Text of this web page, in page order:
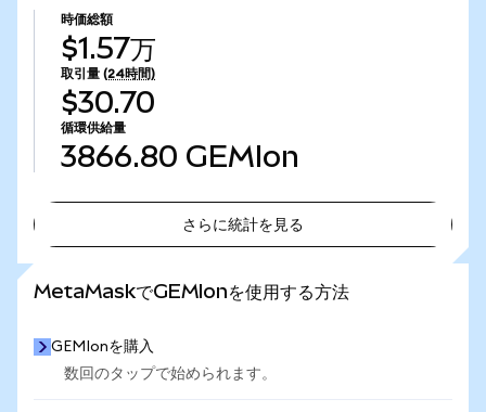
時価総額
$1.57万
取引量 (24時間)
$30.70
循環供給量
3866.80 GEMIon
さらに統計を見る
MetaMaskでGEMIonを使用する方法
GEMIonを購入
数回のタップで始められます。